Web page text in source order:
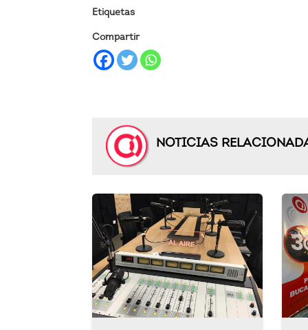
Etiquetas
Compartir
NOTICIAS